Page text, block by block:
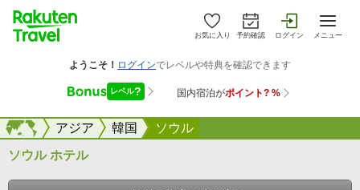
お気に入り 予約確認 ログイン メニュー
海外アジア 韓国 ソウル
海外
ソウル ホテル